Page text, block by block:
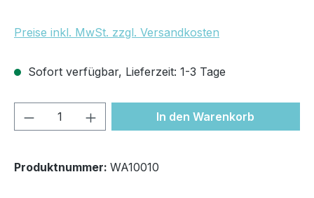
Preise inkl. MwSt. zzgl. Versandkosten
Sofort verfügbar, Lieferzeit: 1-3 Tage
Produkt Anzahl: Gib denIn den Warenkorb
Produktnummer: WA10010